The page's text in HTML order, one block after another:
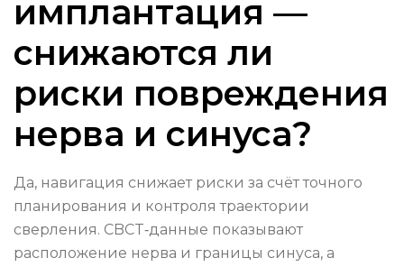
имплантация —
снижаются ли
риски повреждения
нерва и синуса?
Да, навигация снижает риски за счёт точного
планирования и контроля траектории
сверления. CBCT‑данные показывают
расположение нерва и границы синуса, а